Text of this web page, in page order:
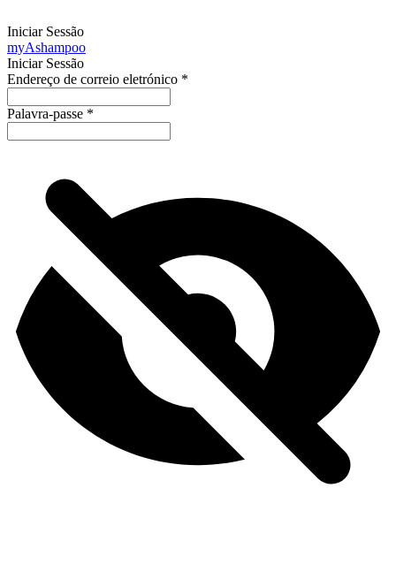
Iniciar Sessão
myAshampoo
Iniciar Sessão
Endereço de correio eletrónico *
Palavra-passe *